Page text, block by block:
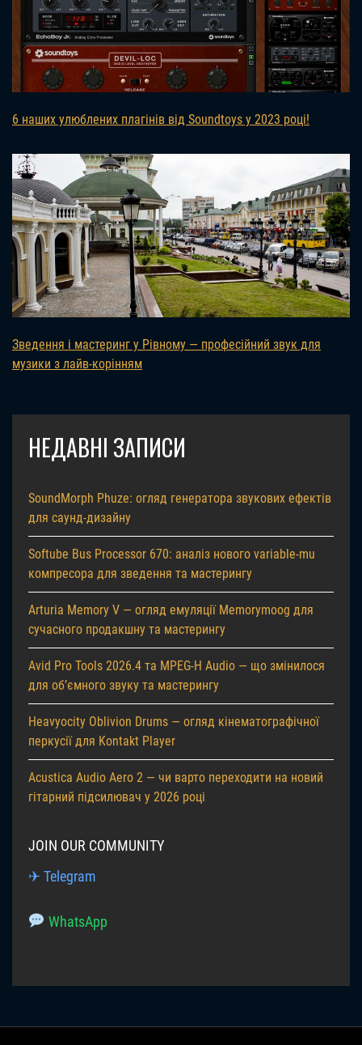
6 наших улюблених плагінів від Soundtoys у 2023 році!
Зведення і мастеринг у Рівному — професійний звук для
музики з лайв-корінням
НЕДАВНІ ЗАПИСИ
SoundMorph Phuze: огляд генератора звукових ефектів
для саунд-дизайну
Softube Bus Processor 670: аналіз нового variable-mu
компресора для зведення та мастерингу
Arturia Memory V — огляд емуляції Memorymoog для
сучасного продакшну та мастерингу
Avid Pro Tools 2026.4 та MPEG-H Audio — що змінилося
для об’ємного звуку та мастерингу
Heavyocity Oblivion Drums — огляд кінематографічної
перкусії для Kontakt Player
Acustica Audio Aero 2 — чи варто переходити на новий
гітарний підсилювач у 2026 році
JOIN OUR COMMUNITY
✈ Telegram
WhatsApp